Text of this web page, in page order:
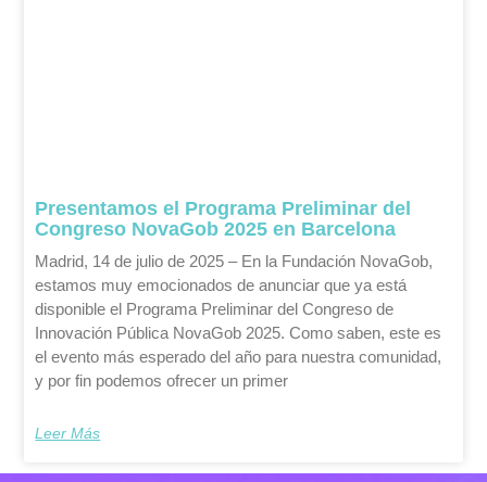
Presentamos el Programa Preliminar del
Congreso NovaGob 2025 en Barcelona
Madrid, 14 de julio de 2025 – En la Fundación NovaGob,
estamos muy emocionados de anunciar que ya está
disponible el Programa Preliminar del Congreso de
Innovación Pública NovaGob 2025. Como saben, este es
el evento más esperado del año para nuestra comunidad,
y por fin podemos ofrecer un primer
Leer Más